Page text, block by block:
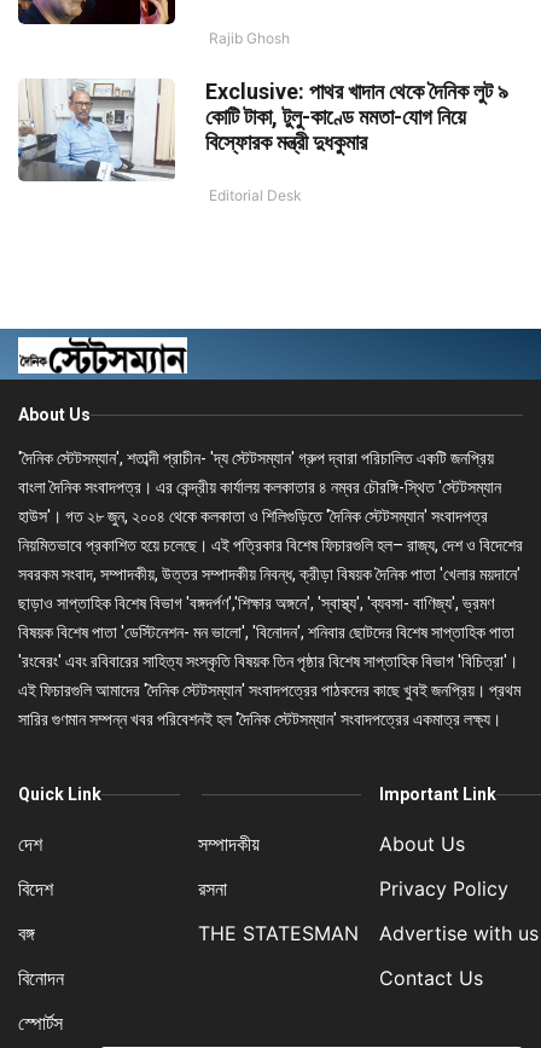
Rajib Ghosh
Exclusive: পাথর খাদান থেকে দৈনিক লুট ৯
কোটি টাকা, টুলু-কাণ্ডে মমতা-যোগ নিয়ে
বিস্ফোরক মন্ত্রী দুধকুমার
Editorial Desk
About Us
'দৈনিক স্টেটসম্যান', শতাব্দী প্রাচীন- 'দ্য স্টেটসম্যান' গ্রুপ দ্বারা পরিচালিত একটি জনপ্রিয়
বাংলা দৈনিক সংবাদপত্র। এর কেন্দ্রীয় কার্যালয় কলকাতার ৪ নম্বর চৌরঙ্গি-স্থিত 'স্টেটসম্যান
হাউস'। গত ২৮ জুন, ২০০৪ থেকে কলকাতা ও শিলিগুড়িতে 'দৈনিক স্টেটসম্যান' সংবাদপত্র
নিয়মিতভাবে প্রকাশিত হয়ে চলেছে। এই পত্রিকার বিশেষ ফিচারগুলি হল– রাজ্য, দেশ ও বিদেশের
সবরকম সংবাদ, সম্পাদকীয়, উত্তর সম্পাদকীয় নিবন্ধ, ক্রীড়া বিষয়ক দৈনিক পাতা 'খেলার ময়দানে'
ছাড়াও সাপ্তাহিক বিশেষ বিভাগ 'বঙ্গদর্পণ','শিক্ষার অঙ্গনে', 'স্বাস্থ্য', 'ব্যবসা- বাণিজ্য', ভ্রমণ
বিষয়ক বিশেষ পাতা 'ডেস্টিনেশন- মন ভালো', 'বিনোদন', শনিবার ছোটদের বিশেষ সাপ্তাহিক পাতা
'রংবেরং' এবং রবিবারের সাহিত্য সংস্কৃতি বিষয়ক তিন পৃষ্ঠার বিশেষ সাপ্তাহিক বিভাগ 'বিচিত্রা'।
এই ফিচারগুলি আমাদের 'দৈনিক স্টেটসম্যান' সংবাদপত্রের পাঠকদের কাছে খুবই জনপ্রিয়। প্রথম
সারির গুণমান সম্পন্ন খবর পরিবেশনই হল 'দৈনিক স্টেটসম্যান' সংবাদপত্রের একমাত্র লক্ষ্য।
Quick Link
দেশ
বিদেশ
বঙ্গ
বিনোদন
স্পোর্টস
সম্পাদকীয়
রসনা
THE STATESMAN
Important Link
About Us
Privacy Policy
Advertise with us
Contact Us